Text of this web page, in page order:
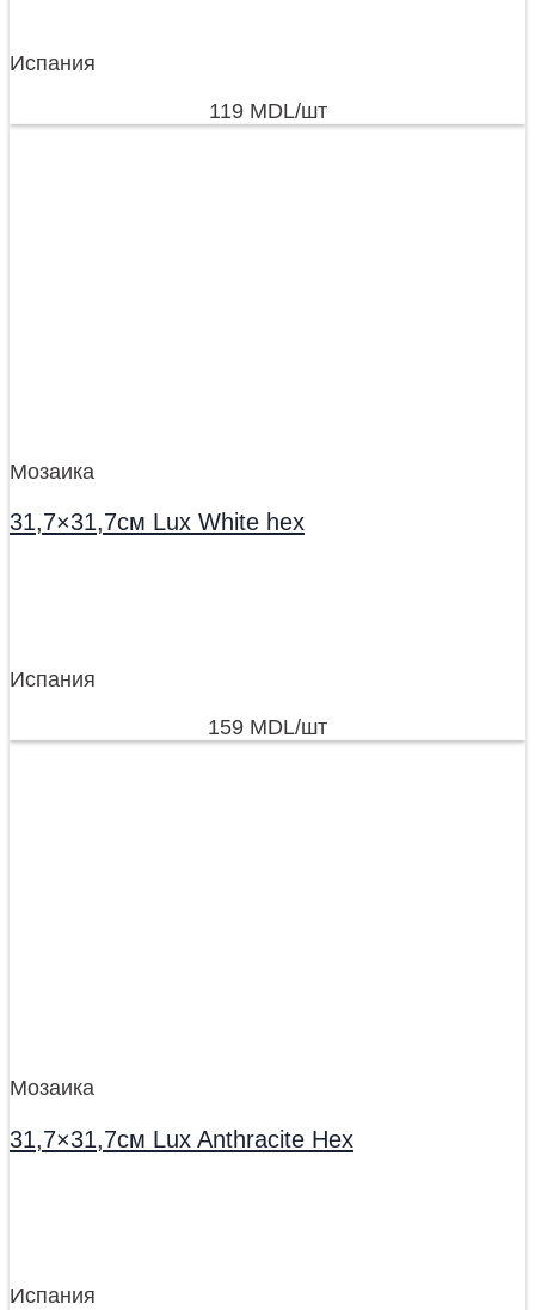
Испания
119 MDL/шт
Мозаика
31,7×31,7см Lux White hex
Испания
159 MDL/шт
Мозаика
31,7×31,7см Lux Anthracite Hex
Испания